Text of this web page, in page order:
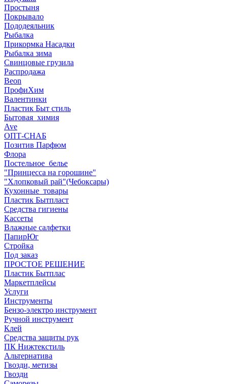
Простыня
Покрывало
Пододеяльник
Рыбалка
Прикормка Насадки
Рыбалка зима
Свинцовые грузила
Распродажа
Beon
ПрофиХим
Валентинки
Пластик Быт стиль
Бытовая_химия
Ave
ОПТ-СНАБ
Позитив Парфюм
Флора
Постельное_белье
"Принцесса на горошине"
"Хлопковый рай"(Чебоксары)
Кухонные_товары
Пластик Бытпласт
Средства гигиены
Кассеты
Влажные салфетки
ПапирЮг
Стройка
Под заказ
ПРОСТОЕ РЕШЕНИЕ
Пластик Бытплас
Маркетплейсы
Услуги
Инструменты
Бензо-электро инструмент
Ручной инструмент
Клей
Средства защиты рук
ПК Нижтекстиль
Альтернатива
Гвозди, метизы
Гвозди